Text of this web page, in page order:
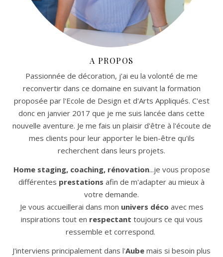
A PROPOS
Passionnée de décoration, j'ai eu la volonté de me
reconvertir dans ce domaine en suivant la formation
proposée par l'Ecole de Design et d'Arts Appliqués. C'est
donc en janvier 2017 que je me suis lancée dans cette
nouvelle aventure. Je me fais un plaisir d'être à l'écoute de
mes clients pour leur apporter le bien-être qu'ils
recherchent dans leurs projets.
Home staging, coaching, rénovation...je vous propose
différentes prestations afin de m'adapter au mieux à
votre demande.
Je vous accueillerai dans mon univers déco avec mes
inspirations tout en respectant toujours ce qui vous
ressemble et correspond.
J'interviens principalement dans l'Aube mais si besoin plus